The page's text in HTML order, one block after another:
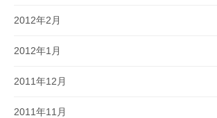
2012年2月
2012年1月
2011年12月
2011年11月